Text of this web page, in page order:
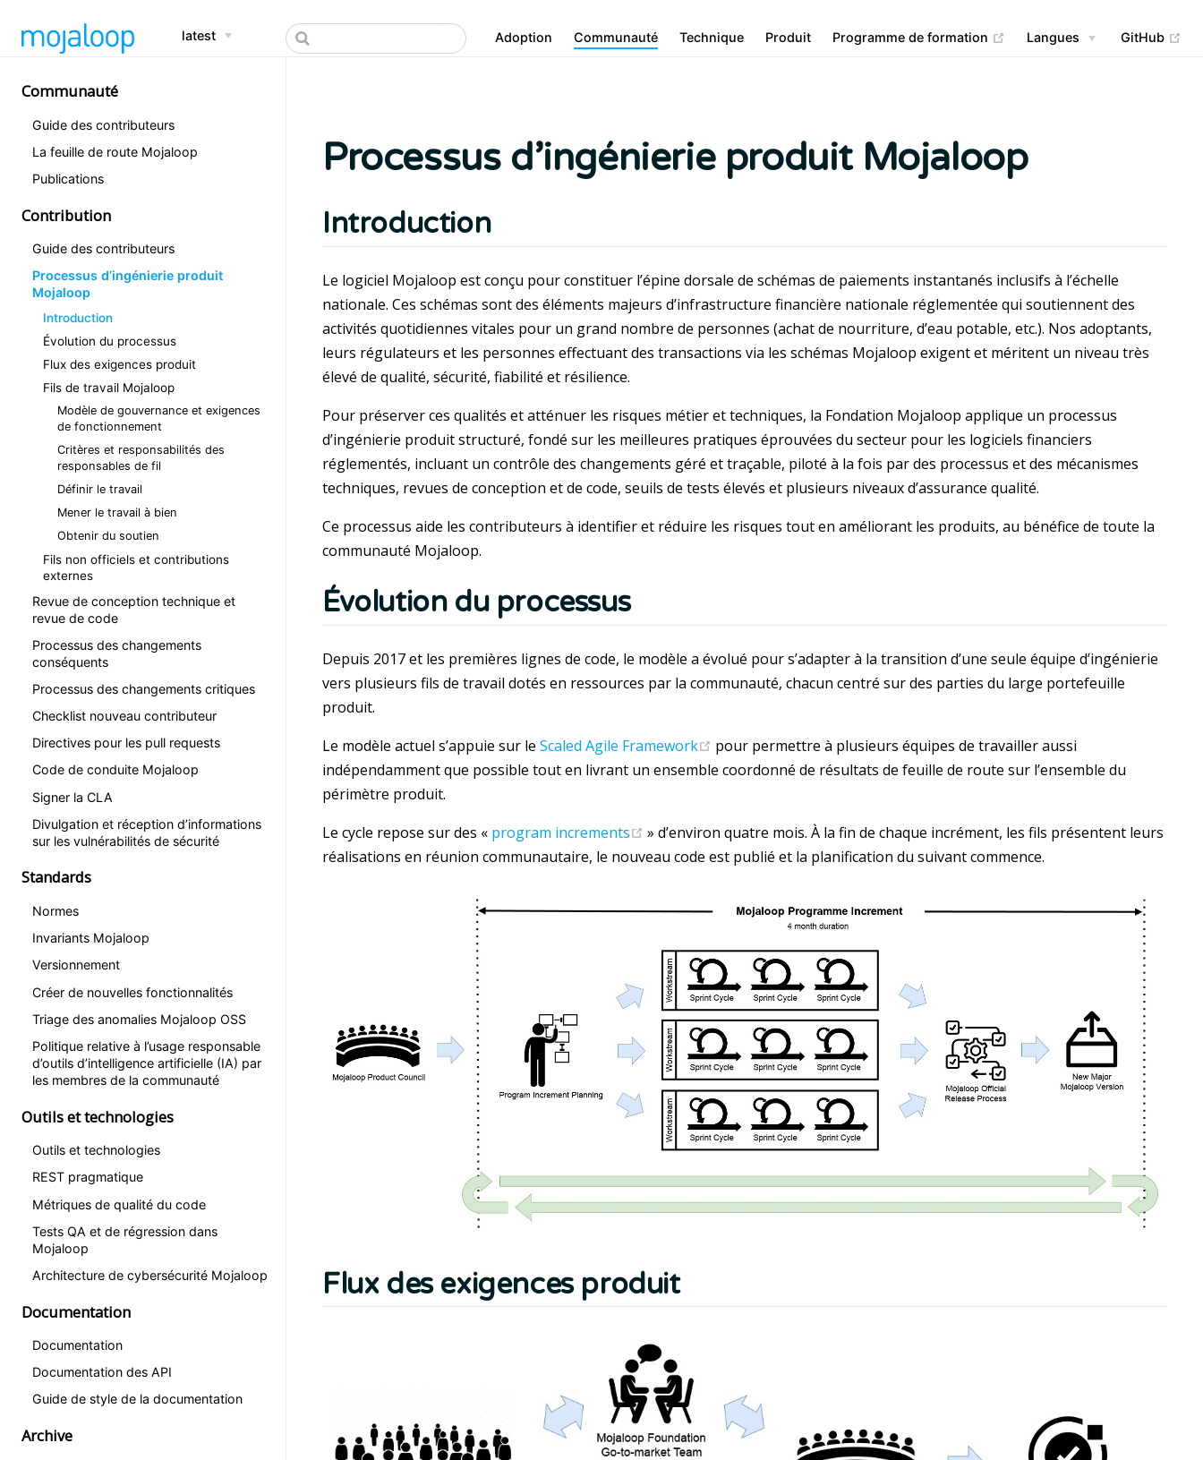
latest Adoption Communauté Technique Produit Programme de formation (opens new window)
Langues GitHub
Communauté
Guide des contributeurs
La feuille de route Mojaloop
Publications
Contribution
Guide des contributeurs
Processus d’ingénierie produit
Mojaloop
Introduction
Évolution du processus
Flux des exigences produit
Fils de travail Mojaloop
Modèle de gouvernance et exigences
de fonctionnement
Critères et responsabilités des
responsables de fil
Définir le travail
Mener le travail à bien
Obtenir du soutien
Fils non officiels et contributions
externes
Revue de conception technique et
revue de code
Processus des changements
conséquents
Processus des changements critiques
Checklist nouveau contributeur
Directives pour les pull requests
Code de conduite Mojaloop
Signer la CLA
Divulgation et réception d’informations
sur les vulnérabilités de sécurité
Standards
Normes
Invariants Mojaloop
Versionnement
Créer de nouvelles fonctionnalités
Triage des anomalies Mojaloop OSS
Politique relative à l’usage responsable
d’outils d’intelligence artificielle (IA) par
les membres de la communauté
Outils et technologies
Outils et technologies
REST pragmatique
Métriques de qualité du code
Tests QA et de régression dans
Mojaloop
Architecture de cybersécurité Mojaloop
Documentation
Documentation
Documentation des API
Guide de style de la documentation
Archive
Processus d’ingénierie produit Mojaloop
Introduction
Le logiciel Mojaloop est conçu pour constituer l’épine dorsale de schémas de paiements instantanés inclusifs à l’échelle
nationale. Ces schémas sont des éléments majeurs d’infrastructure financière nationale réglementée qui soutiennent des
activités quotidiennes vitales pour un grand nombre de personnes (achat de nourriture, d’eau potable, etc.). Nos adoptants,
leurs régulateurs et les personnes effectuant des transactions via les schémas Mojaloop exigent et méritent un niveau très
élevé de qualité, sécurité, fiabilité et résilience.
Pour préserver ces qualités et atténuer les risques métier et techniques, la Fondation Mojaloop applique un processus
d’ingénierie produit structuré, fondé sur les meilleures pratiques éprouvées du secteur pour les logiciels financiers
réglementés, incluant un contrôle des changements géré et traçable, piloté à la fois par des processus et des mécanismes
techniques, revues de conception et de code, seuils de tests élevés et plusieurs niveaux d’assurance qualité.
Ce processus aide les contributeurs à identifier et réduire les risques tout en améliorant les produits, au bénéfice de toute la
communauté Mojaloop.
Évolution du processus
Depuis 2017 et les premières lignes de code, le modèle a évolué pour s’adapter à la transition d’une seule équipe d’ingénierie
vers plusieurs fils de travail dotés en ressources par la communauté, chacun centré sur des parties du large portefeuille
produit.
Le modèle actuel s’appuie sur le Scaled Agile Framework (opens new window)
pour permettre à plusieurs équipes de travailler aussi
indépendamment que possible tout en livrant un ensemble coordonné de résultats de feuille de route sur l’ensemble du
périmètre produit.
Le cycle repose sur des « program increments (opens new window)
» d’environ quatre mois. À la fin de chaque incrément, les fils présentent leurs
réalisations en réunion communautaire, le nouveau code est publié et la planification du suivant commence.
Flux des exigences produit